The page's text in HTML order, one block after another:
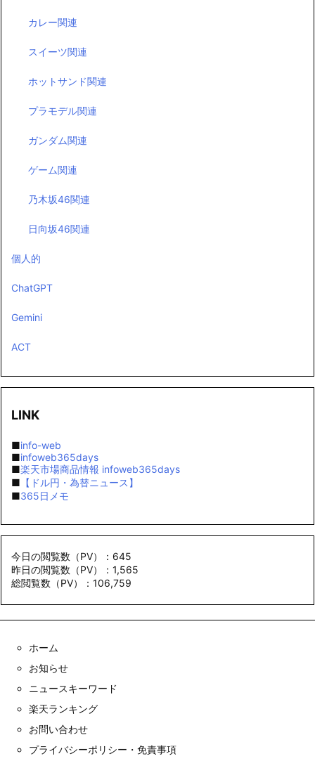
カレー関連
スイーツ関連
ホットサンド関連
プラモデル関連
ガンダム関連
ゲーム関連
乃木坂46関連
日向坂46関連
個人的
ChatGPT
Gemini
ACT
LINK
■info-web
■infoweb365days
■楽天市場商品情報 infoweb365days
■ 【ドル円・為替ニュース】
■365日メモ
今日の閲覧数（PV）：645
昨日の閲覧数（PV）：1,565
総閲覧数（PV）：106,759
ホーム
お知らせ
ニュースキーワード
楽天ランキング
お問い合わせ
プライバシーポリシー・免責事項